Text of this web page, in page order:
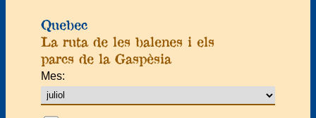
Quebec
La ruta de les balenes i els
parcs de la Gaspèsia
Mes: